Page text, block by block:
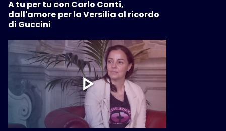
A tu per tu con Carlo Conti,
dall'amore per la Versilia al ricordo
di Guccini